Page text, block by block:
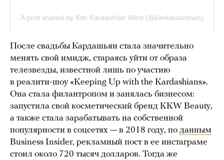
После свадьбы Кардашьян стала значительно
менять свой имидж, стараясь уйти от образа
телезвезды, известной лишь по участию
в реалити-шоу «Keeping Up with the Kardashians».
Она стала филантропом и занялась бизнесом:
запустила свой косметический бренд KKW Beauty,
а также стала зарабатывать на собственной
популярности в соцсетях — в 2018 году, по данным
Business Insider, рекламный пост в ее инстаграме
стоил около 720 тысяч долларов. Тогда же